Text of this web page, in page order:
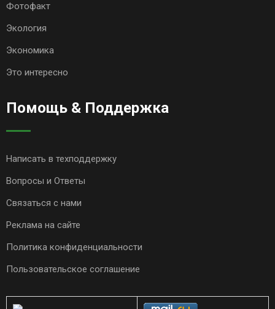
Фотофакт
Экология
Экономика
Это интересно
Помощь & Поддержка
Написать в техподдержку
Вопросы и Ответы
Связаться с нами
Реклама на сайте
Политика конфиденциальности
Пользовательское соглашение